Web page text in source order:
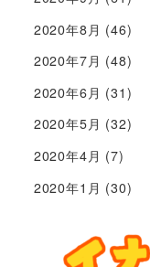
2020年8月 (46)
2020年7月 (48)
2020年6月 (31)
2020年5月 (32)
2020年4月 (7)
2020年1月 (30)